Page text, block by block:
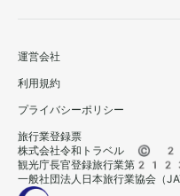
運営会社
利用規約
プライバシーポリシー
旅行業登録票
株式会社令和トラベル
観光庁長官登録旅行業第
一般社団法人日本旅行業協会（